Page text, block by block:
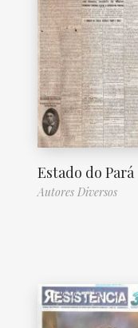
Estado do Pará
Autores Diversos